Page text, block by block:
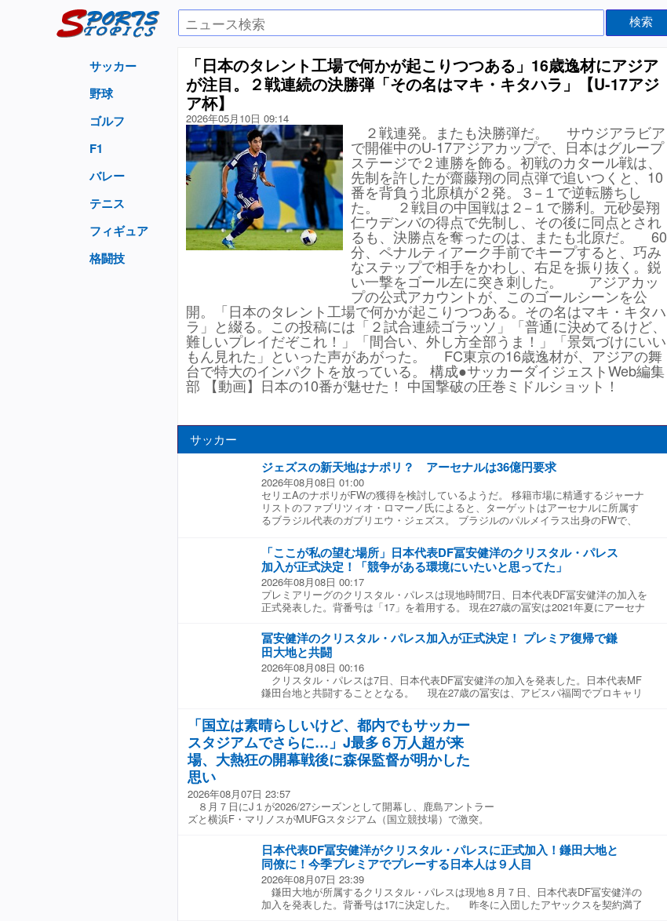
検索
サッカー
野球
ゴルフ
F1
バレー
テニス
フィギュア
格闘技
「日本のタレント工場で何かが起こりつつある」16歳逸材にアジア
が注目。２戦連続の決勝弾「その名はマキ・キタハラ」【U-17アジ
ア杯】
2026年05月10日 09:14
２戦連発。またも決勝弾だ。 サウジアラビア
で開催中のU-17アジアカップで、日本はグループ
ステージで２連勝を飾る。初戦のカタール戦は、
先制を許したが齋藤翔の同点弾で追いつくと、10
番を背負う北原槙が２発。３−１で逆転勝ちし
た。 ２戦目の中国戦は２−１で勝利。元砂晏翔
仁ウデンバの得点で先制し、その後に同点とされ
るも、決勝点を奪ったのは、またも北原だ。 60
分、ペナルティアーク手前でキープすると、巧み
なステップで相手をかわし、右足を振り抜く。鋭
い一撃をゴール左に突き刺した。 アジアカッ
プの公式アカウントが、このゴールシーンを公
開。「日本のタレント工場で何かが起こりつつある。その名はマキ・キタハ
ラ」と綴る。この投稿には「２試合連続ゴラッソ」「普通に決めてるけど、
難しいプレイだぞこれ！」「間合い、外し方全部うま！」「景気づけにいい
もん見れた」といった声があがった。 FC東京の16歳逸材が、アジアの舞
台で特大のインパクトを放っている。 構成●サッカーダイジェストWeb編集
部 【動画】日本の10番が魅せた！ 中国撃破の圧巻ミドルショット！
サッカー
ジェズスの新天地はナポリ？ アーセナルは36億円要求
2026年08月08日 01:00
セリエAのナポリがFWの獲得を検討しているようだ。 移籍市場に精通するジャーナ
リストのファブリツィオ・ロマーノ氏によると、ターゲットはアーセナルに所属す
るブラジル代表のガブリエウ・ジェズス。 ブラジルのパルメイラス出身のFWで、
わっている。移籍初年度である22-23シーズンにはリーグ戦で11ゴールと二桁得点に
乗せるも、その後は数字を伸ばせず。昨季はリーグ戦で421分しかプレイすることが
できなかった。 『geglobo』によると、ジェズス本人は移籍に前向きな姿勢を示して
おり、アーセナルは移籍金として2000万ユーロ、日本円にして約36億円を要求して
いる。 現在のナポリにはケビン・デ・ブライネ、スコット・マクトミネイ、ラスム
ス・ホイルンドと元プレミアリーガーが多く在籍している。特にデ・ブライネはシ
セナルとの契約最終年を迎える中で、イタリア移籍の可能性が浮上したジェズス。
現在アーセナルのCFはヴィクトル・ギェケレシュ、カイ・ハヴァーツと強固な陣容
となっており、ナポリでの復活に期待したい。
「ここが私の望む場所」日本代表DF冨安健洋のクリスタル・パレス
加入が正式決定！「競争がある環境にいたいと思ってた」
2026年08月08日 00:17
プレミアリーグのクリスタル・パレスは現地時間7日、日本代表DF冨安健洋の加入を
正式発表した。背番号は「17」を着用する。 現在27歳の冨安は2021年夏にアーセナ
所属となっていたが、昨年12月にアヤックスへ加入すると、シーズン終了まで公式
戦9試合に出場した。 25-26シーズンをもってアヤックスとの契約が満了となった
が、ワールドカップ後にクリスタル・パレスの練習に参加。プレシーズンマッチに
も出場し、正式発表が間近とされていた。 冨安はクラブを通じてコメントを発表。
「ここに来られてとてもワクワクしています。競争がある環境にいたいと思ってた
ので、ここが私の望む場所です」と新天地での意気込みを語った。また、「このク
ます。ここが私がいたいと思っていた場所です」と、クリスタル・パレスへの期待
も口にした。 なお、クリスタル・パレスには同じ日本代表の鎌田大地が所属。昨季
はUEFAカンファレンスリーグ制覇を果たし、今季はUEFAヨーロッパリーグに出場
する。冨安の加入により、今季プレミアリーグでプレイする日本人選手は9人目とな
った。
冨安健洋のクリスタル・パレス加入が正式決定！ プレミア復帰で鎌
田大地と共闘
2026年08月08日 00:16
クリスタル・パレスは7日、日本代表DF冨安健洋の加入を発表した。日本代表MF
鎌田台地と共闘することとなる。 現在27歳の冨安は、アビスパ福岡でプロキャリ
ると、ボローニャに移籍しセリエAに挑戦。3シーズンにわたって安定したパフォー
マンスを見せて評価を上げ、プレミアリーグのアーセナルへと完全移籍で加入し
た。 ミケル・アルテタ監督の下で立て直しを図っていたチームに加わると、右サ
イドバックとして安定感のあるパフォーマンスを見せて信頼を築き上げ、ファンか
らも愛される存在に。一方で、毎年のように負傷離脱し、ポジションを掴んでは手
し2得点を記録。それでも冨安は負傷からの復帰の目処が立たない中、2025年夏にア
ーセナルを退団。その後リハビリに励むと、2026年1月にアヤックスへ移籍。半年間
を過ごすと、日本代表にも復帰し、FIFAワールドカップ2026にも出場。しかし、ア
合にも出場していた。 クリスタル・パレスにとって今夏2人目の補強となった冨安
は、プレミアリーグに復帰。クラブを通じて、「プレーするのが楽しみです。この
クラブは2シーズンで3つのタイトルを獲得するなど、良い時期を迎えています。ま
さに僕が望んでいた場所です」と、新天地でのプレーを楽しみにしていると語って
いる。 【画像】クリスタル・パレスに加入の冨安健洋と鎌田大地が早速2ショット！
この投稿をInstagramで見る Crystal Palace Football Club(@cpfc)がシェアした投稿
「国立は素晴らしいけど、都内でもサッカー
スタジアムでさらに…」J最多６万人超が来
場、大熱狂の開幕戦後に森保監督が明かした
思い
2026年08月07日 23:57
８月７日にJ１が2026/27シーズンとして開幕し、鹿島アントラー
ズと横浜F・マリノスがMUFGスタジアム（国立競技場）で激突。
日本代表DF冨安健洋がクリスタル・パレスに正式加入！鎌田大地と
同僚に！今季プレミアでプレーする日本人は９人目
2026年08月07日 23:39
鎌田大地が所属するクリスタル・パレスは現地８月７日、日本代表DF冨安健洋の
加入を発表した。背番号は17に決定した。 昨冬に入団したアヤックスを契約満了